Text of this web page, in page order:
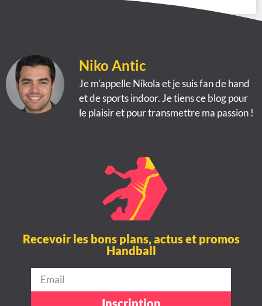
Niko Antic
Je m'appelle Nikola et je suis fan de hand
et de sports indoor. Je tiens ce blog pour
le plaisir et pour transmettre ma passion !
Recevoir les bons plans, actus et promos
Handball
Inscription